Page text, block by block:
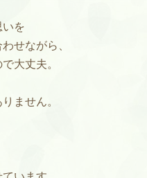
いを
せながら、
大丈夫。
ません。